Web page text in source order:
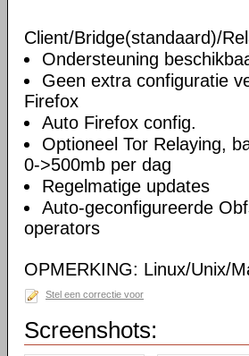
Client/Bridge(standaard)/
Ondersteuning
Geen extra configuratie
Firefox
Auto Firefox config.
Optioneel Tor Relaying,
0->500mb per dag
Regelmatige updates
Auto-geconfigureerde
operators
OPMERKING: Linux/Unix/
Stel een correctie voor
Screenshots: